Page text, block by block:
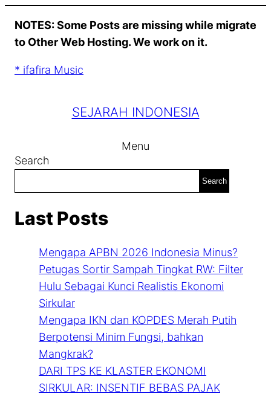
content
NOTES: Some Posts are missing while migrate
to Other Web Hosting. We work on it.
* ifafira Music
SEJARAH INDONESIA
Menu
Search
Search
Last Posts
Mengapa APBN 2026 Indonesia Minus?
Petugas Sortir Sampah Tingkat RW: Filter
Hulu Sebagai Kunci Realistis Ekonomi
Sirkular
Mengapa IKN dan KOPDES Merah Putih
Berpotensi Minim Fungsi, bahkan
Mangkrak?
DARI TPS KE KLASTER EKONOMI
SIRKULAR: INSENTIF BEBAS PAJAK